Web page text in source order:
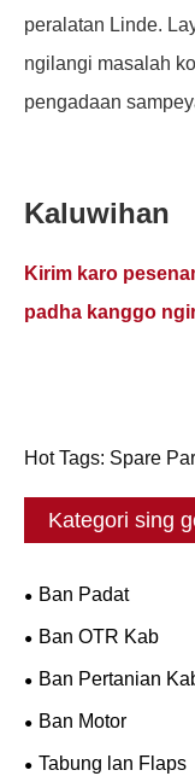
peralatan Linde.
ngilangi masalah
pengadaan
Kaluwihan
Kirim karo
padha kanggo
Hot Tags: Spare
Kategori sing
Ban Padat
Ban OTR Kab
Ban Pertanian
Ban Motor
Tabung lan Flaps